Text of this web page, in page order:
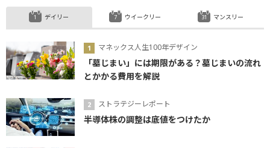
デイリー
マネックス人生100年デザイン
「墓じまい」には期限がある？墓じまいの流れ
とかかる費用を解説
ストラテジーレポート
半導体株の調整は底値をつけたか
ウイークリー マンスリー